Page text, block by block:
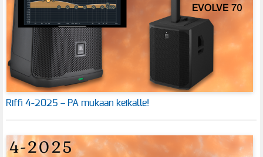
Riffi 4-2025 – PA mukaan keikalle!